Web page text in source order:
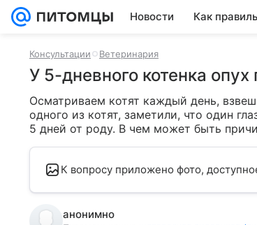
Новости Как
Консультации Ветеринария
У 5-дневного котенка опух
Осматриваем котят каждый день,
одного из котят, заметили, что один
5 дней от роду. В чем может быть
К вопросу приложено фото,
анонимно